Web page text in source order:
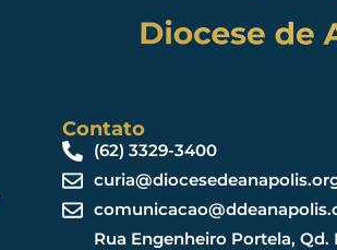
Contato
(62) 3329-3400
Rua Engenheiro Portela, Qd. I